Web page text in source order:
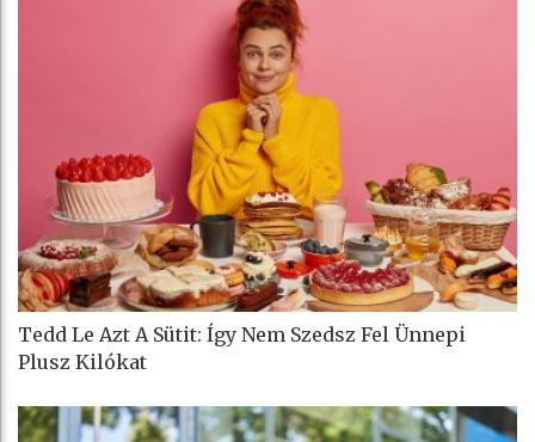
Tedd Le Azt A Sütit: Így Nem Szedsz Fel Ünnepi
Plusz Kilókat